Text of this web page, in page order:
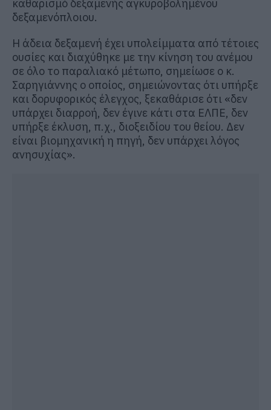
καθαρισμό δεξαμενής αγκυροβολημένου
δεξαμενόπλοιου.
Η άδεια δεξαμενή έχει υπολείμματα από τέτοιες
ουσίες και διαχύθηκε με την κίνηση του ανέμου
σε όλο το παραλιακό μέτωπο, σημείωσε ο κ.
Σαρηγιάννης ο οποίος, σημειώνοντας ότι υπήρξε
και δορυφορικός έλεγχος, ξεκαθάρισε ότι «δεν
υπάρχει διαρροή, δεν έγινε κάτι στα ΕΛΠΕ, δεν
υπήρξε έκλυση, π.χ., διοξειδίου του θείου. Δεν
είναι βιομηχανική η πηγή, δεν υπάρχει λόγος
ανησυχίας».